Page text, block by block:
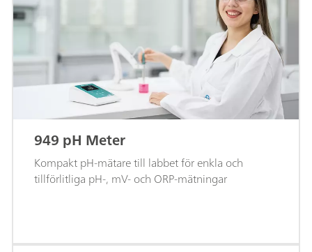
949 pH Meter
Kompakt pH-mätare till labbet för enkla och
tillförlitliga pH-, mV- och ORP-mätningar